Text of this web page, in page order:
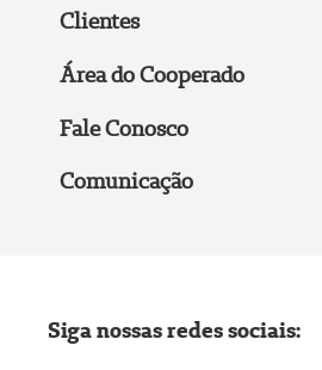
Clientes
Área do Cooperado
Fale Conosco
Comunicação
Siga nossas redes sociais: